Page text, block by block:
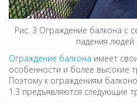
Рис. 3 Ограждение балкона с
падения
Ограждение балкона имеет
особенности и более высокие
Поэтому к ограждениям
1.3 предъявляются следующие